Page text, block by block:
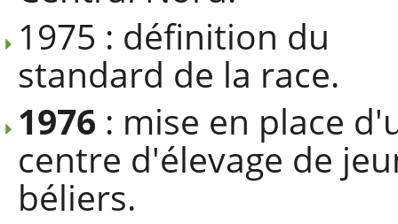
1975 : définition du
standard de la race.
1976 : mise en place
centre d'élevage de
béliers.